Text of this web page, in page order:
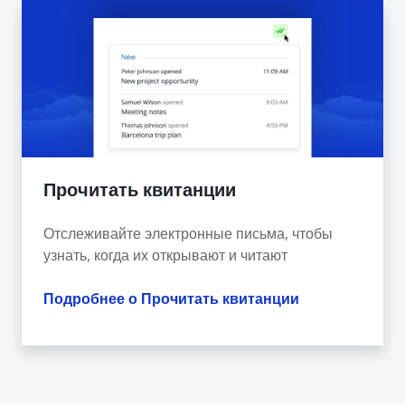
Прочитать квитанции
Отслеживайте электронные письма, чтобы
узнать, когда их открывают и читают
Подробнее о Прочитать квитанции